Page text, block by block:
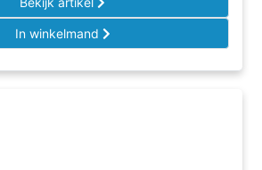
In winkelmand